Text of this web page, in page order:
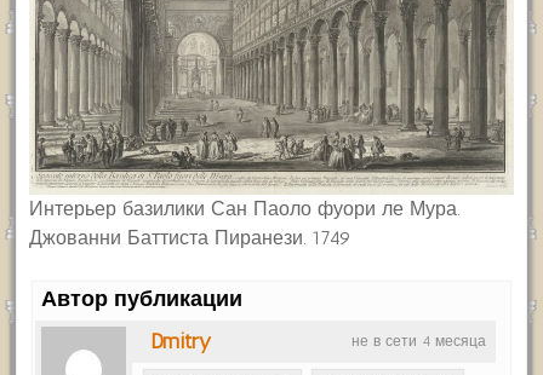
Интерьер базилики Сан Паоло фуори ле Мура.
Джованни Баттиста Пиранези. 1749
Автор публикации
не в сети 4 месяца
Dmitry